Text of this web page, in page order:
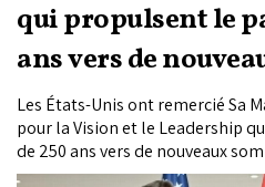
qui propulsent le
ans vers de
Les États-Unis ont remercié Sa
pour la Vision et le Leadership
de 250 ans vers de nouveaux